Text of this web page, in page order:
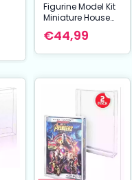
Figurine Model Kit
Miniature House
Kirishima Cha-an
19 x 14 cm
€44,99